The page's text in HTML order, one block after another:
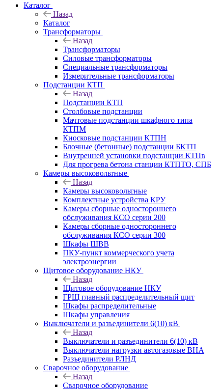
Каталог
Назад
Каталог
Трансформаторы
Назад
Трансформаторы
Силовые трансформаторы
Специальные трансформаторы
Измерительные трансформаторы
Подстанции КТП
Назад
Подстанции КТП
Столбовые подстанции
Мачтовые подстанции шкафного типа
КТПМ
Киосковые подстанции КТПН
Блочные (бетонные) подстанции БКТП
Внутренней установки подстанции КТПв
Для прогрева бетона станции КТПТО, СПБ
Камеры высоковольтные
Назад
Камеры высоковольтные
Комплектные устройства КРУ
Камеры сборные одностороннего
обслуживания КСО серии 200
Камеры сборные одностороннего
обслуживания КСО серии 300
Шкафы ШВВ
ПКУ-пункт коммерческого учета
электроэнергии
Щитовое оборудование НКУ
Назад
Щитовое оборудование НКУ
ГРЩ главный распределительный щит
Шкафы распределительные
Шкафы управления
Выключатели и разъединители 6(10) кВ
Назад
Выключатели и разъединители 6(10) кВ
Выключатели нагрузки автогазовые ВНА
Разъединители РЛНД
Сварочное оборудование
Назад
Сварочное оборудование